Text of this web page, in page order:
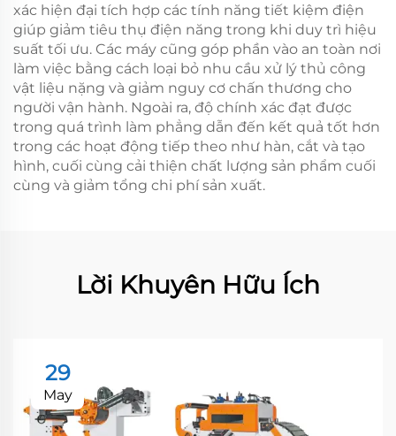
xác hiện đại tích hợp các tính năng tiết kiệm điện
giúp giảm tiêu thụ điện năng trong khi duy trì hiệu
suất tối ưu. Các máy cũng góp phần vào an toàn nơi
làm việc bằng cách loại bỏ nhu cầu xử lý thủ công
vật liệu nặng và giảm nguy cơ chấn thương cho
người vận hành. Ngoài ra, độ chính xác đạt được
trong quá trình làm phẳng dẫn đến kết quả tốt hơn
trong các hoạt động tiếp theo như hàn, cắt và tạo
hình, cuối cùng cải thiện chất lượng sản phẩm cuối
cùng và giảm tổng chi phí sản xuất.
Lời Khuyên Hữu Ích
29
May